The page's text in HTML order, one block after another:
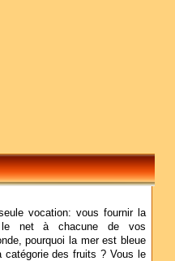
vocation: vous fournir la
le net à chacune de vos
pourquoi la mer est bleue
catégorie des fruits ? Vous le